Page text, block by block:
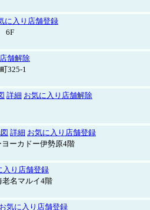
に入り店舗登録
6F
舗解除
325-1
詳細 お気に入り店舗解除
詳細 お気に入り店舗登録
ーカドー伊勢原4階
入り店舗登録
名マルイ4階
お気に入り店舗登録